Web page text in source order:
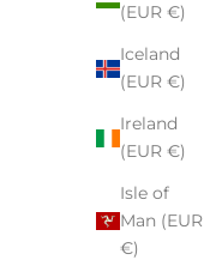
(EUR €)
Iceland
(EUR €)
Ireland
(EUR €)
Isle of
Man (EUR
€)